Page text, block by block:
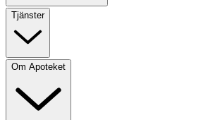
Tjänster
Om Apoteket